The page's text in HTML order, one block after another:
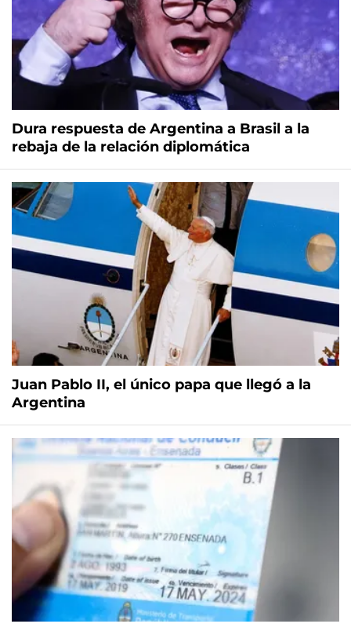
Dura respuesta de Argentina a Brasil a la
rebaja de la relación diplomática
Juan Pablo II, el único papa que llegó a la
Argentina